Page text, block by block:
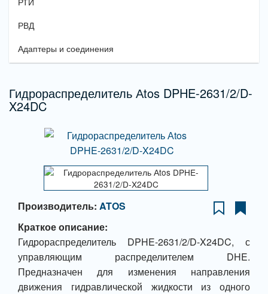
РТИ
РВД
Адаптеры и соединения
Гидрораспределитель Аtos DPHE-2631/2/D-
X24DC
Производитель: ATOS
Краткое описание:
Гидрораспределитель DPHE-2631/2/D-X24DC, с
управляющим распределителем DHE.
Предназначен для изменения направления
движения гидравлической жидкости из одного